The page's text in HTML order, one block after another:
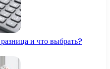
и что выбрать?